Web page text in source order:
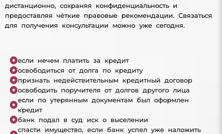
дистанционно, сохраняя конфиденциальность и
предоставляя чёткие правовые рекомендации. Связаться
для получения консультации можно уже сегодня.
если нечем платить за кредит
освободиться от долга по кредиту
признать недействительным кредитный договор
освободить поручителя от долгов другого лица
если по утерянным документам был оформлен
кредит
банк подал в суд иск о выселении
спасти имущество, если банк успел уже наложить